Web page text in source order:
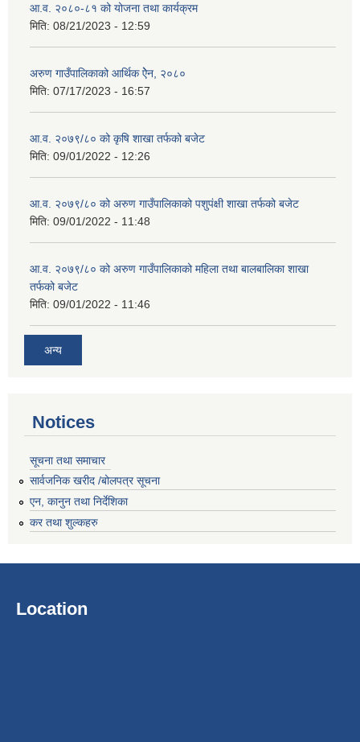
आ.व. २०८०-८१ को योजना तथा कार्यक्रम
मिति: 08/21/2023 - 12:59
अरुण गाउँपालिकाको आर्थिक ऐेन, २०८०
मिति: 07/17/2023 - 16:57
आ.व. २०७९/८० को कृषि शाखा तर्फको बजेट
मिति: 09/01/2022 - 12:26
आ.व. २०७९/८० को अरुण गाउँपालिकाको पशुपंक्षी शाखा तर्फको बजेट
मिति: 09/01/2022 - 11:48
आ.व. २०७९/८० को अरुण गाउँपालिकाको महिला तथा बालबालिका शाखा
तर्फको बजेट
मिति: 09/01/2022 - 11:46
अन्य
Notices
सूचना तथा समाचार
सार्वजनिक खरीद /बोलपत्र सूचना
एन, कानुन तथा निर्देशिका
कर तथा शुल्कहरु
Location